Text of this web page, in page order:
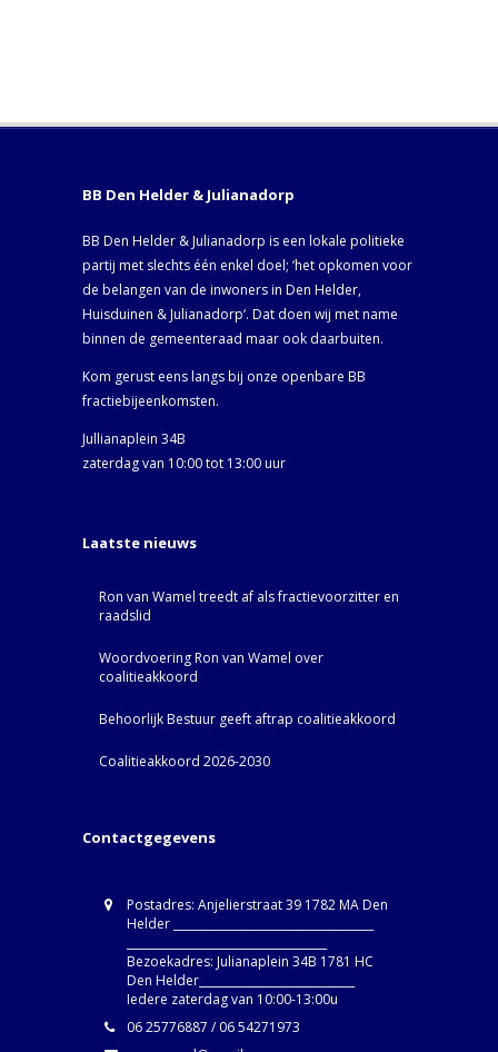
BB Den Helder & Julianadorp
BB Den Helder & Julianadorp is een lokale politieke
partij met slechts één enkel doel; ‘het opkomen voor
de belangen van de inwoners in Den Helder,
Huisduinen & Julianadorp‘. Dat doen wij met name
binnen de gemeenteraad maar ook daarbuiten.
Kom gerust eens langs bij onze openbare BB
fractiebijeenkomsten.
Jullianaplein 34B
zaterdag van 10:00 tot 13:00 uur
Laatste nieuws
Ron van Wamel treedt af als fractievoorzitter en
raadslid
Woordvoering Ron van Wamel over
coalitieakkoord
Behoorlijk Bestuur geeft aftrap coalitieakkoord
Coalitieakkoord 2026-2030
Contactgegevens
Postadres: Anjelierstraat 39 1782 MA Den
Helder ____________________________________
Bezoekadres: Julianaplein 34B 1781 HC
Den Helder____________________________
Iedere zaterdag van 10:00-13:00u
06 25776887 / 06 54271973